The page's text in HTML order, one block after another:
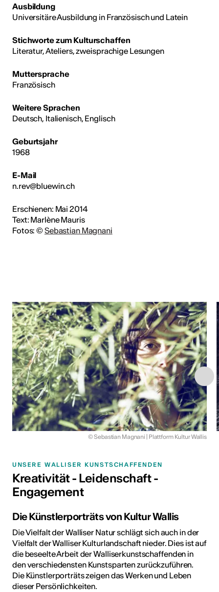
Ausbildung
Universitäre Ausbildung in Französisch und Latein
Stichworte zum Kulturschaffen
Literatur, Ateliers, zweisprachige Lesungen
Muttersprache
Französisch
Weitere Sprachen
Deutsch, Italienisch, Englisch
Geburtsjahr
1968
E-Mail
n.rev@bluewin.ch
Erschienen: Mai 2014
Text: Marlène Mauris
Fotos: © Sebastian Magnani
© Sebastian Magnani | Plattform Kultur Wallis
UNSERE WALLISER KUNSTSCHAFFENDEN
Kreativität - Leidenschaft -
Engagement
Die Künstlerporträts von Kultur Wallis
Die Vielfalt der Walliser Natur schlägt sich auch in der
Vielfalt der Walliser Kulturlandschaft nieder. Dies ist auf
die beseelte Arbeit der Walliserkunstschaffenden in
den verschiedensten Kunstsparten zurückzuführen.
Die Künstlerporträts zeigen das Werken und Leben
dieser Persönlichkeiten.